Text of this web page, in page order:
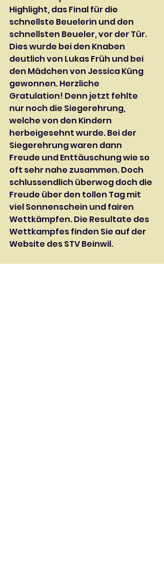
Highlight, das Final für die
schnellste Beuelerin und den
schnellsten Beueler, vor der Tür.
Dies wurde bei den Knaben
deutlich von Lukas Früh und bei
den Mädchen von Jessica Küng
gewonnen. Herzliche
Gratulation! Denn jetzt fehlte
nur noch die Siegerehrung,
welche von den Kindern
herbeigesehnt wurde. Bei der
Siegerehrung waren dann
Freude und Enttäuschung wie so
oft sehr nahe zusammen. Doch
schlussendlich überwog doch die
Freude über den tollen Tag mit
viel Sonnenschein und fairen
Wettkämpfen. Die Resultate des
Wettkampfes finden Sie auf der
Website des STV Beinwil.